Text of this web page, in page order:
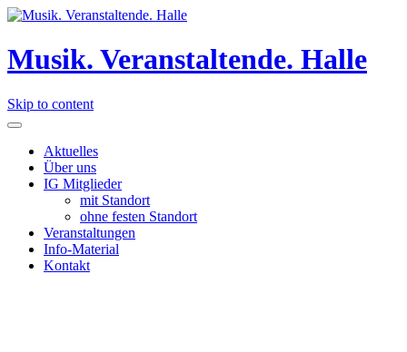
Musik. Veranstaltende. Halle
Skip to content
Aktuelles
Über uns
IG Mitglieder
mit Standort
ohne festen Standort
Veranstaltungen
Info-Material
Kontakt